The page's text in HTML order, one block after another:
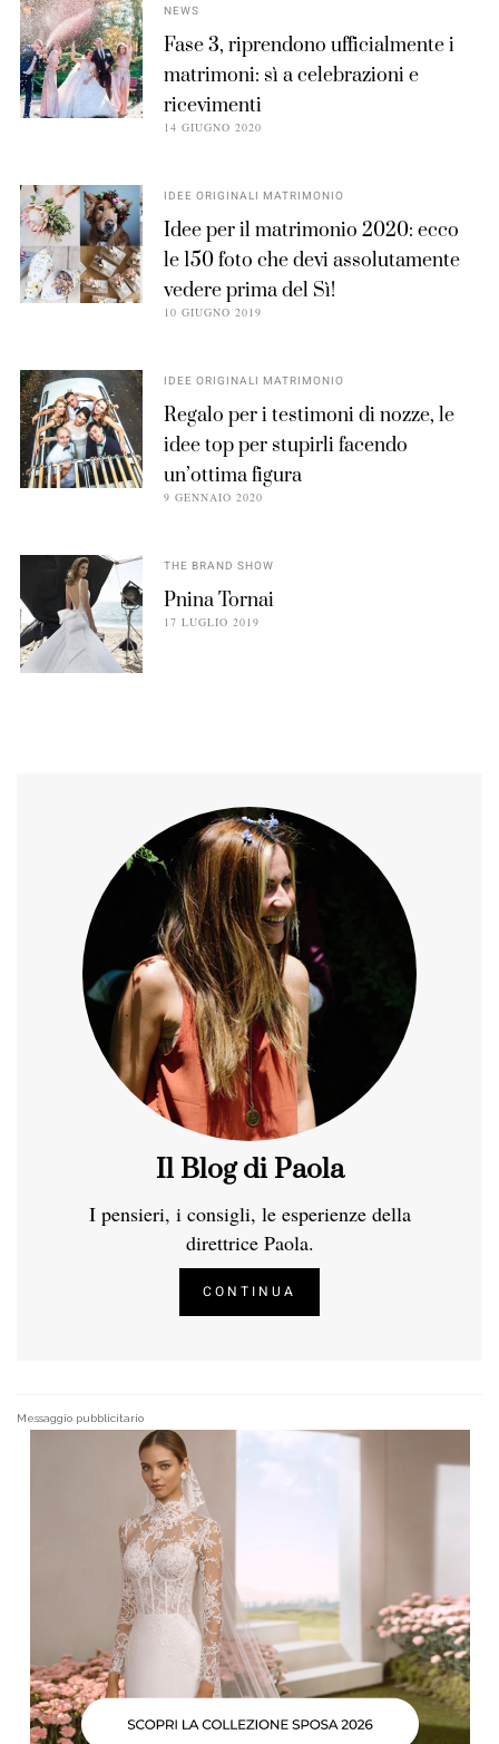
NEWS
Fase 3, riprendono ufficialmente i
matrimoni: sì a celebrazioni e
ricevimenti
14 GIUGNO 2020
IDEE ORIGINALI MATRIMONIO
Idee per il matrimonio 2020: ecco
le 150 foto che devi assolutamente
vedere prima del Sì!
10 GIUGNO 2019
IDEE ORIGINALI MATRIMONIO
Regalo per i testimoni di nozze, le
idee top per stupirli facendo
un’ottima figura
9 GENNAIO 2020
THE BRAND SHOW
Pnina Tornai
17 LUGLIO 2019
Il Blog di Paola
I pensieri, i consigli, le esperienze della
direttrice Paola.
CONTINUA
Messaggio pubblicitario